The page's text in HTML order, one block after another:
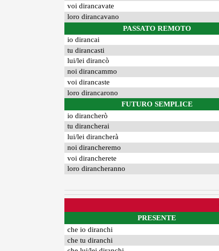
voi dirancavate
loro dirancavano
PASSATO REMOTO
io dirancai
tu dirancasti
lui/lei dirancò
noi dirancammo
voi dirancaste
loro dirancarono
FUTURO SEMPLICE
io dirancherò
tu dirancherai
lui/lei dirancherà
noi dirancheremo
voi dirancherete
loro dirancheranno
PRESENTE
che io diranchi
che tu diranchi